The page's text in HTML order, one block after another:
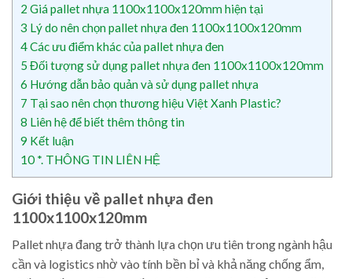
2 Giá pallet nhựa 1100x1100x120mm hiện tại
3 Lý do nên chọn pallet nhựa đen 1100x1100x120mm
4Các ưu điểm khác của pallet nhựa đen
5 Đối tượng sử dụng pallet nhựa đen 1100x1100x120mm
6 Hướng dẫn bảo quản và sử dụng pallet nhựa
7 Tại sao nên chọn thương hiệu Việt Xanh Plastic?
8 Liên hệ để biết thêm thông tin
9 Kết luận
10 *. THÔNG TIN LIÊN HỆ
Giới thiệu về pallet nhựa đen
1100x1100x120mm
Pallet nhựa đang trở thành lựa chọn ưu tiên trong ngành hậu
cần và logistics nhờ vào tính bền bỉ và khả năng chống ẩm,